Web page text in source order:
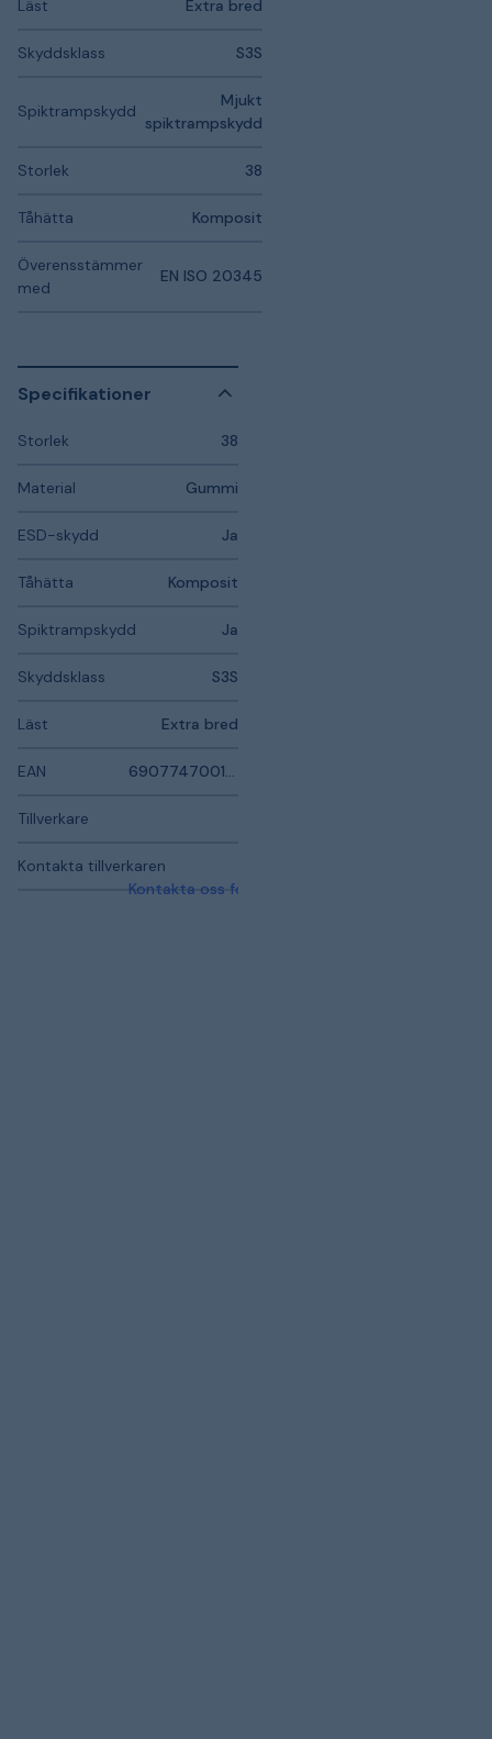
Läst Extra bred
Skyddsklass S3S
Spiktrampskydd
Mjukt
spiktrampskydd
Storlek 38
Tåhätta Komposit
Överensstämmer
med
EN ISO 20345
Specifikationer
Storlek 38
Material Gummi
ESD-skydd Ja
Tåhätta Komposit
Spiktrampskydd Ja
Skyddsklass S3S
Läst Extra bred
EAN 690774700116
Tillverkare
Kontakta tillverkaren
Kontakta oss för mer information